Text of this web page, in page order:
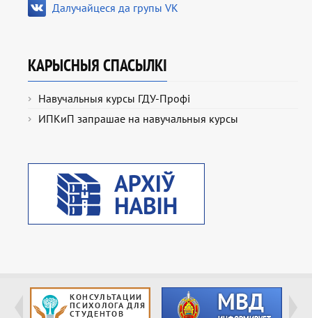
Далучайцеся да групы VK
КАРЫСНЫЯ СПАСЫЛКІ
Навучальныя курсы ГДУ-Профі
ИПКиП запрашае на навучальныя курсы